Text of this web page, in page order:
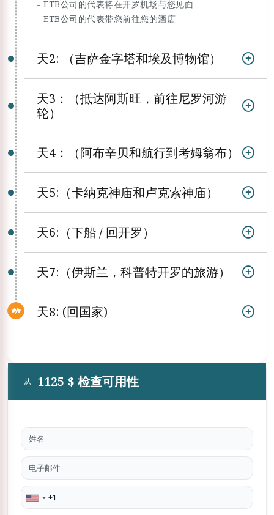
- ETB公司的代表将在开罗机场与您见面
- ETB公司的代表带您前往您的酒店
天2: （吉萨金字塔和埃及博物馆）
天3：（抵达阿斯旺，前往尼罗河游
轮）
天4：（阿布辛贝和航行到考姆翁布）
天5:（卡纳克神庙和卢克索神庙）
天6:（下船 / 回开罗）
天7:（伊斯兰，科普特开罗的旅游）
天8: (回国家)
从 1125 $ 检查可用性